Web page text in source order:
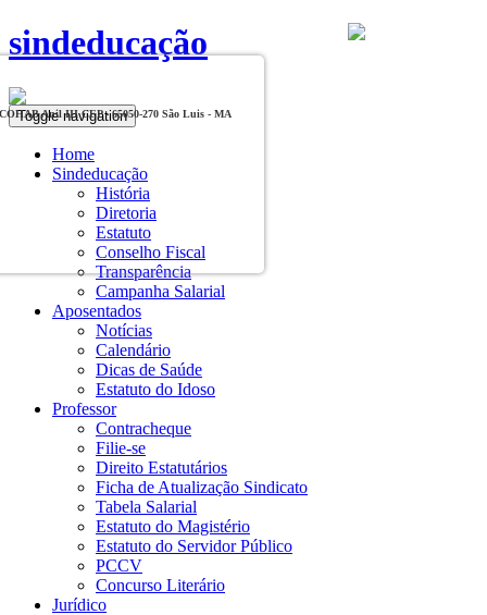
sindeducação
Toggle navigation
Home
Sindeducação
História
Diretoria
Estatuto
Conselho Fiscal
Transparência
Campanha Salarial
Aposentados
Notícias
Calendário
Dicas de Saúde
Estatuto do Idoso
Professor
Contracheque
Filie-se
Direito Estatutários
Ficha de Atualização Sindicato
Tabela Salarial
Estatuto do Magistério
Estatuto do Servidor Público
PCCV
Concurso Literário
Jurídico
COHAB Anil III CEP - 65050-270 São Luis - MA